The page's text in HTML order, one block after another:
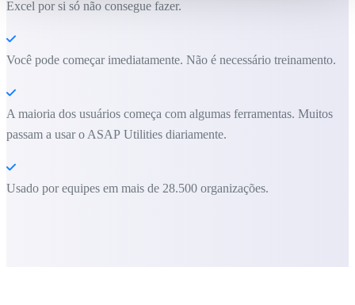
Excel por si só não consegue fazer.
Você pode começar imediatamente. Não é necessário treinamento.
A maioria dos usuários começa com algumas ferramentas. Muitos
passam a usar o ASAP Utilities diariamente.
Usado por equipes em mais de 28.500 organizações.